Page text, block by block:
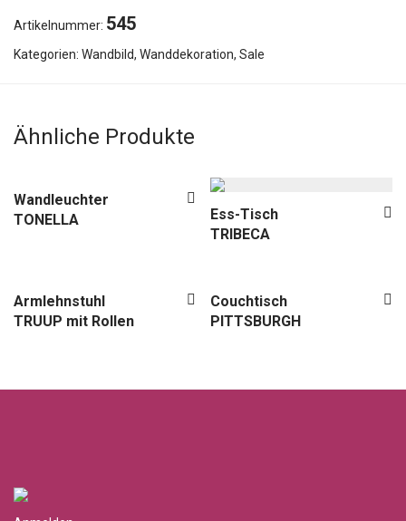
Artikelnummer: 545
Kategorien: Wandbild, Wanddekoration, Sale
Ähnliche Produkte
Wandleuchter
TONELLA
Ess-Tisch
TRIBECA
Armlehnstuhl
TRUUP mit Rollen
Couchtisch
PITTSBURGH